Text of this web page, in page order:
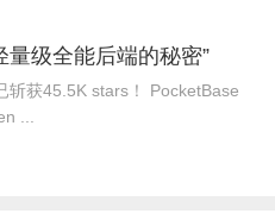
量级全能后端的秘密”
斩获45.5K stars！ PocketBase
...